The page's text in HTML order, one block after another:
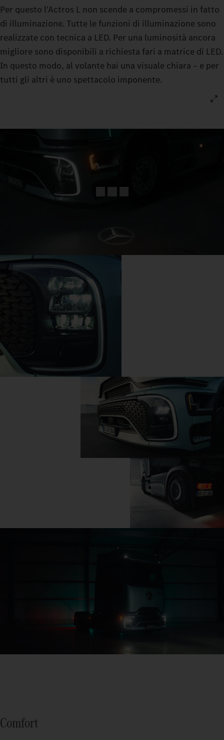
Per questo l'Actros L non scende a compromessi in fatto
di illuminazione. Tutte le funzioni di illuminazione sono
realizzate con tecnica a LED. Per una luminosità ancora
migliore sono disponibili a richiesta fari a matrice di LED.
In questo modo, al volante hai una visuale chiara – e per
tutti gli altri è uno spettacolo imponente.
Comfort